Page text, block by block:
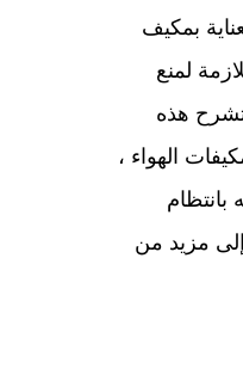
بمكيف
لمنع
تشرح هذه
الهواء ،
بانتظام
مزيد من